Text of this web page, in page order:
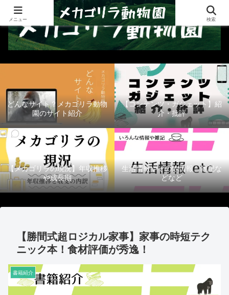
どんなサイト？メカゴリラ動物
園のサイト紹介
【コンテンツ・ガジェット】紹
介・批評
【メカゴリラの現況】年収推移
や成長期
生活情報やその他情報、雑記な
どなど
【勝間式超ロジカル家事】家事の時短テク
ニック本！食材評価が秀逸！
書籍紹介
メニュー 検索